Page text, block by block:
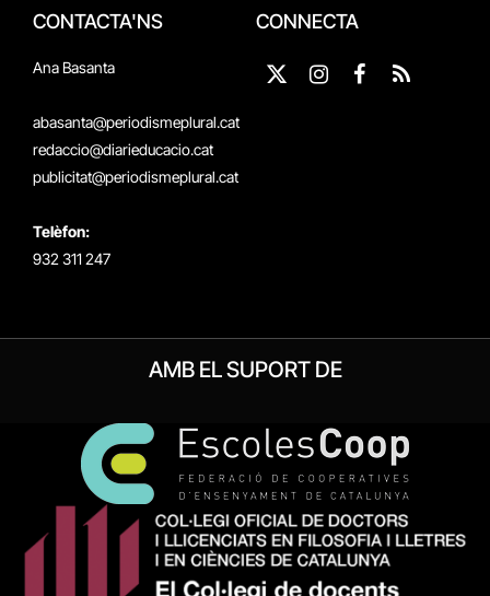
CONTACTA'NS
Ana Basanta
abasanta@periodismeplural.cat
redaccio@diarieducacio.cat
publicitat@periodismeplural.cat
Telèfon:
932 311 247
CONNECTA
X
InstagramFacebook
RSS
AMB EL SUPORT DE